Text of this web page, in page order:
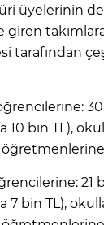
üyelerinin
giren
tarafından
10 bin TL),
21
7 bin TL),